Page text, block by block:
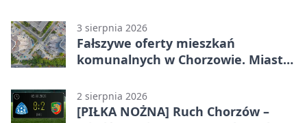
3 sierpnia 2026
Fałszywe oferty mieszkań
komunalnych w Chorzowie. Miasto
2 sierpnia 2026
[PIŁKA NOŻNA] Ruch Chorzów –